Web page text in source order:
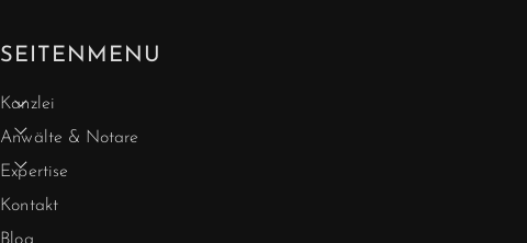
SEITENMENU
Kanzlei
Anwälte & Notare
Expertise
Kontakt
Blog